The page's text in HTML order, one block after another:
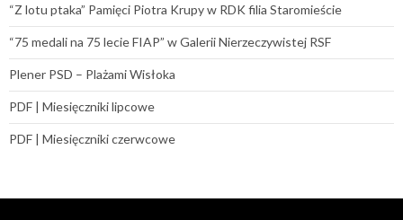
“Z lotu ptaka” Pamięci Piotra Krupy w RDK filia Staromieście
“75 medali na 75 lecie FIAP” w Galerii Nierzeczywistej RSF
Plener PSD – Plażami Wisłoka
PDF | Miesięczniki lipcowe
PDF | Miesięczniki czerwcowe